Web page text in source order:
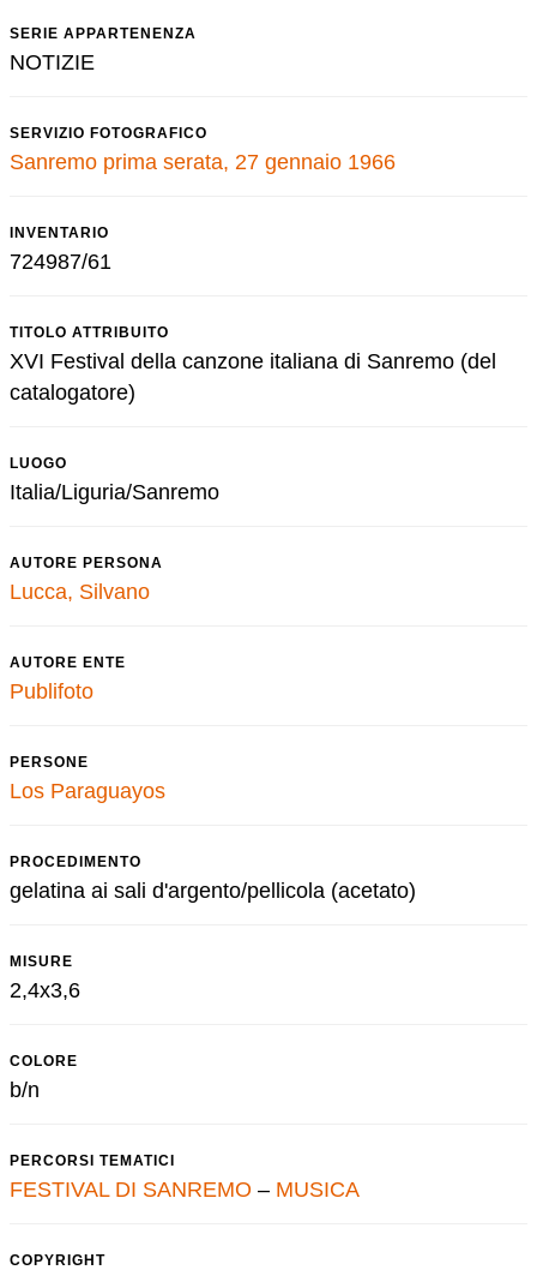
SERIE APPARTENENZA
NOTIZIE
SERVIZIO FOTOGRAFICO
Sanremo prima serata, 27 gennaio 1966
INVENTARIO
724987/61
TITOLO ATTRIBUITO
XVI Festival della canzone italiana di Sanremo (del
catalogatore)
LUOGO
Italia/Liguria/Sanremo
AUTORE PERSONA
Lucca, Silvano
AUTORE ENTE
Publifoto
PERSONE
Los Paraguayos
PROCEDIMENTO
gelatina ai sali d'argento/pellicola (acetato)
MISURE
2,4x3,6
COLORE
b/n
PERCORSI TEMATICI
FESTIVAL DI SANREMO – MUSICA
COPYRIGHT